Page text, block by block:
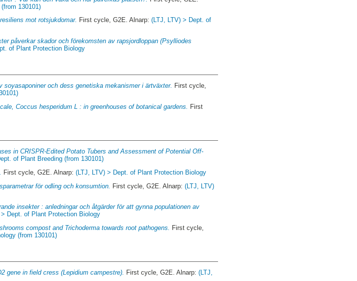
130101)
mot rotsjukdomar. First cycle, G2E. Alnarp:(LTJ, LTV) > Dept. of
påverkar skador och förekomsten av rapsjordloppan (Psylliodes
of Plant Protection Biology
soyasaponiner och dess genetiska mekanismer i ärtväxter. First cycle,
Coccus hesperidum L : in greenhouses of botanical gardens. First
in CRISPR-Edited Potato Tubers and Assessment of Potential Off-
of Plant Breeding (from 130101)
First cycle, G2E. Alnarp:(LTJ, LTV) > Dept. of Plant Protection Biology
för odling och konsumtion. First cycle, G2E. Alnarp:(LTJ, LTV)
insekter : anledningar och åtgärder för att gynna populationen av
> Dept. of Plant Protection Biology
compost and Trichoderma towards root pathogens. First cycle,
(from 130101)
gene in field cress (Lepidium campestre). First cycle, G2E. Alnarp:(LTJ,